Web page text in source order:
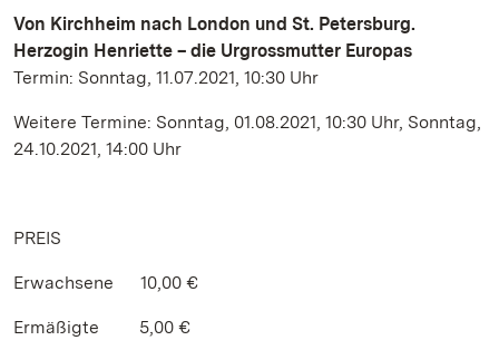
Von Kirchheim nach London und St. Petersburg.
Herzogin Henriette – die Urgrossmutter Europas
Termin: Sonntag, 11.07.2021, 10:30 Uhr
Weitere Termine: Sonntag, 01.08.2021, 10:30 Uhr, Sonntag,
24.10.2021, 14:00 Uhr
PREIS
Erwachsene 10,00 €
Ermäßigte 5,00 €